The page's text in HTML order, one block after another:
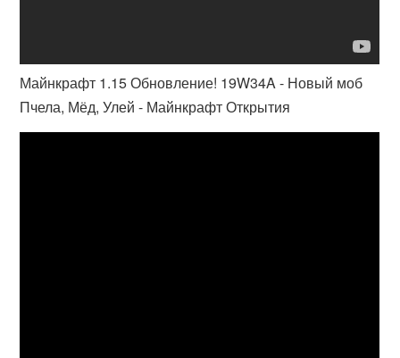
Майнкрафт 1.15 Обновление! 19W34A - Новый моб
Пчела, Мёд, Улей - Майнкрафт Открытия